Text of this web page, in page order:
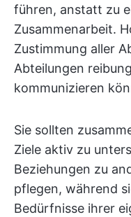
führen, anstatt zu
Zusammenarbeit.
Zustimmung aller
Abteilungen
kommunizieren
Sie sollten
Ziele aktiv zu
Beziehungen zu
pflegen, während
Bedürfnisse ihrer